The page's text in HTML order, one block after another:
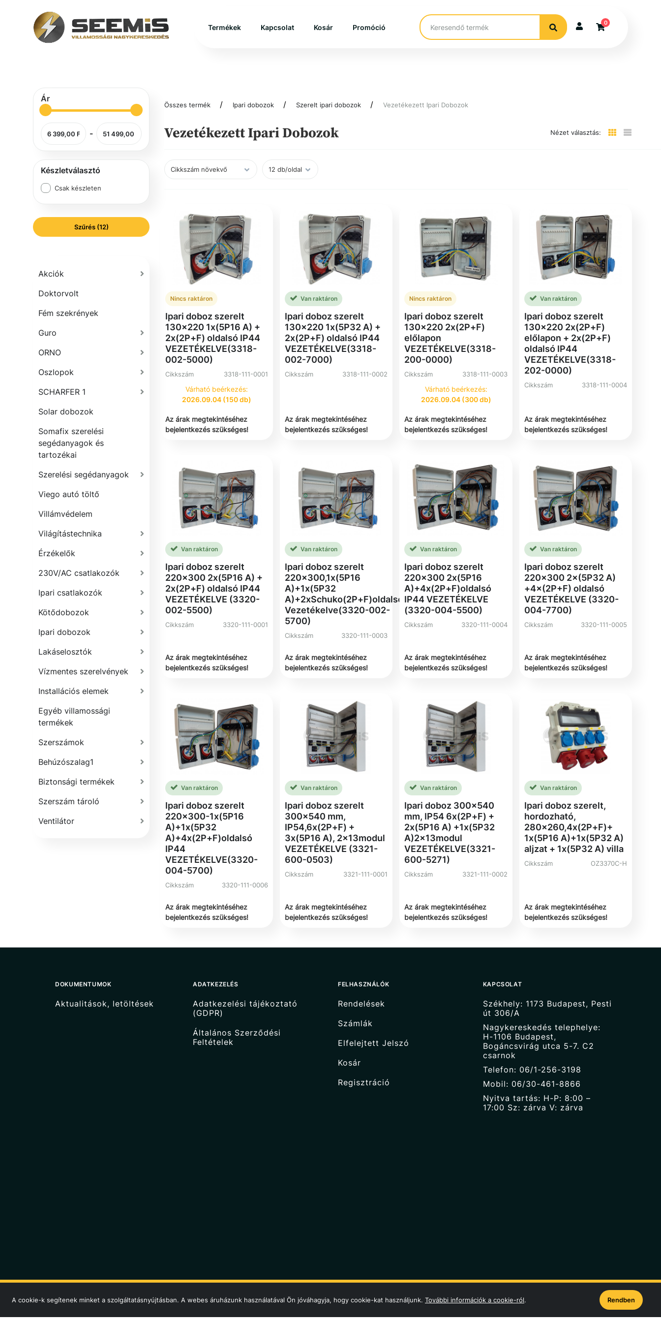
A cookie-k segítenek minket a szolgáltatásnyújtásban. A webes áruházunk használatával Ön jóváhagyja, hogy cookie-kat használjunk. További információk a cookie-ról. Rendben
Termékek Kapcsolat Kosár Promóció
0
Ár
-
Készletválasztó
Csak készleten
Szűrés (12)
Akciók
Doktorvolt
Fém szekrények
Guro
ORNO
Oszlopok
SCHARFER 1
Solar dobozok
Somafix szerelési
segédanyagok és
tartozékai
Szerelési segédanyagok
Viego autó töltő
Villámvédelem
Világítástechnika
Érzékelők
230V/AC csatlakozók
Ipari csatlakozók
Kötődobozok
Ipari dobozok
Lakáselosztók
Vízmentes szerelvények
Installációs elemek
Egyéb villamossági
termékek
Szerszámok
Behúzószalag1
Biztonsági termékek
Szerszám tároló
Ventilátor
Összes termék Ipari dobozok Szerelt ipari dobozok Vezetékezett Ipari Dobozok
Vezetékezett Ipari Dobozok Nézet választás:
Nincs raktáron
Ipari doboz szerelt
130x220 1x(5P16 A) +
2x(2P+F) oldalsó IP44
VEZETÉKELVE(3318-
002-5000)
Cikkszám 3318-111-0001
Várható beérkezés:
2026.09.04 (150 db)
Az árak megtekintéséhez
bejelentkezés szükséges!
Van raktáron
Ipari doboz szerelt
130x220 1x(5P32 A) +
2x(2P+F) oldalsó IP44
VEZETÉKELVE(3318-
002-7000)
Cikkszám 3318-111-0002
Az árak megtekintéséhez
bejelentkezés szükséges!
Nincs raktáron
Ipari doboz szerelt
130x220 2x(2P+F)
előlapon
VEZETÉKELVE(3318-
200-0000)
Cikkszám 3318-111-0003
Várható beérkezés:
2026.09.04 (300 db)
Az árak megtekintéséhez
bejelentkezés szükséges!
Van raktáron
Ipari doboz szerelt
130x220 2x(2P+F)
előlapon + 2x(2P+F)
oldalsó IP44
VEZETÉKELVE(3318-
202-0000)
Cikkszám 3318-111-0004
Az árak megtekintéséhez
bejelentkezés szükséges!
Van raktáron
Ipari doboz szerelt
220x300 2x(5P16 A) +
2x(2P+F) oldalsó IP44
VEZETÉKELVE (3320-
002-5500)
Cikkszám 3320-111-0001
Az árak megtekintéséhez
bejelentkezés szükséges!
Van raktáron
Ipari doboz szerelt
220x300,1x(5P16
A)+1x(5P32
A)+2xSchuko(2P+F)oldalsó
Vezetékelve(3320-002-
5700)
Cikkszám 3320-111-0003
Az árak megtekintéséhez
bejelentkezés szükséges!
Van raktáron
Ipari doboz szerelt
220x300 2x(5P16
A)+4x(2P+F)oldalsó
IP44 VEZETÉKELVE
(3320-004-5500)
Cikkszám 3320-111-0004
Az árak megtekintéséhez
bejelentkezés szükséges!
Van raktáron
Ipari doboz szerelt
220×300 2×(5P32 A)
+4×(2P+F) oldalsó
VEZETÉKELVE (3320-
004-7700)
Cikkszám 3320-111-0005
Az árak megtekintéséhez
bejelentkezés szükséges!
Van raktáron
Ipari doboz szerelt
220x300-1x(5P16
A)+1x(5P32
A)+4x(2P+F)oldalsó
IP44
VEZETÉKELVE(3320-
004-5700)
Cikkszám 3320-111-0006
Az árak megtekintéséhez
bejelentkezés szükséges!
Van raktáron
Ipari doboz szerelt
300x540 mm,
IP54,6x(2P+F) +
3x(5P16 A), 2x13modul
VEZETÉKELVE (3321-
600-0503)
Cikkszám 3321-111-0001
Az árak megtekintéséhez
bejelentkezés szükséges!
Van raktáron
Ipari doboz 300×540
mm, IP54 6x(2P+F) +
2x(5P16 A) +1x(5P32
A)2x13modul
VEZETÉKELVE(3321-
600-5271)
Cikkszám 3321-111-0002
Az árak megtekintéséhez
bejelentkezés szükséges!
Van raktáron
Ipari doboz szerelt,
hordozható,
280x260,4x(2P+F)+
1x(5P16 A)+1x(5P32 A)
aljzat + 1x(5P32 A) villa
Cikkszám OZ3370C-H
Az árak megtekintéséhez
bejelentkezés szükséges!
DOKUMENTUMOK
Aktualitások, letöltések
ADATKEZELÉS
Adatkezelési tájékoztató
(GDPR)
Általános Szerződési
Feltételek
FELHASZNÁLÓK
Rendelések
Számlák
Elfelejtett Jelszó
Kosár
Regisztráció
KAPCSOLAT
Székhely: 1173 Budapest, Pesti
út 306/A
Nagykereskedés telephelye:
H-1106 Budapest,
Bogáncsvirág utca 5-7. C2
csarnok
Telefon: 06/1-256-3198
Mobil: 06/30-461-8866
Nyitva tartás: H-P: 8:00 –
17:00 Sz: zárva V: zárva
© Seemis KFT. 2026 Minden jog fenntartva!